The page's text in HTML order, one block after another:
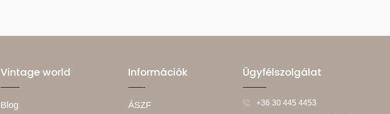
Vintage world
Blog
Információk
ÁSZF
Ügyfélszolgálat
+36 30 445 4453